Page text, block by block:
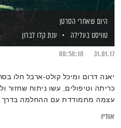
היום שאחרי הסרטן
טוויסט בעלילה
ענת קלו לברון
31.01.17
00:58:18
יאנה דרום ומיכל קולט-ארבל חלו
כריתה וטיפולים, עשו ניתוח
עצמה מתמודדת עם ההחלמה בדרך
אודיו